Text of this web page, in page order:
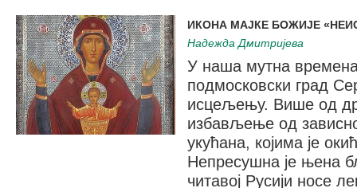
ИКОНА МАЈКЕ БОЖИЈЕ
Надежда Дмитријева
У наша мутна
подмосковски град
исцељењу. Више од
избављење од
укућана, којима је
Непресушна је њена
читавој Русији носе